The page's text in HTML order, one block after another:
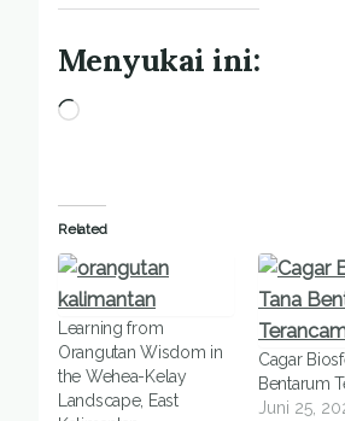
Menyukai ini:
Memuat...
Related
Learning from
Orangutan Wisdom in
the Wehea-Kelay
Landscape, East
Cagar
Bentarum
Juni 25,